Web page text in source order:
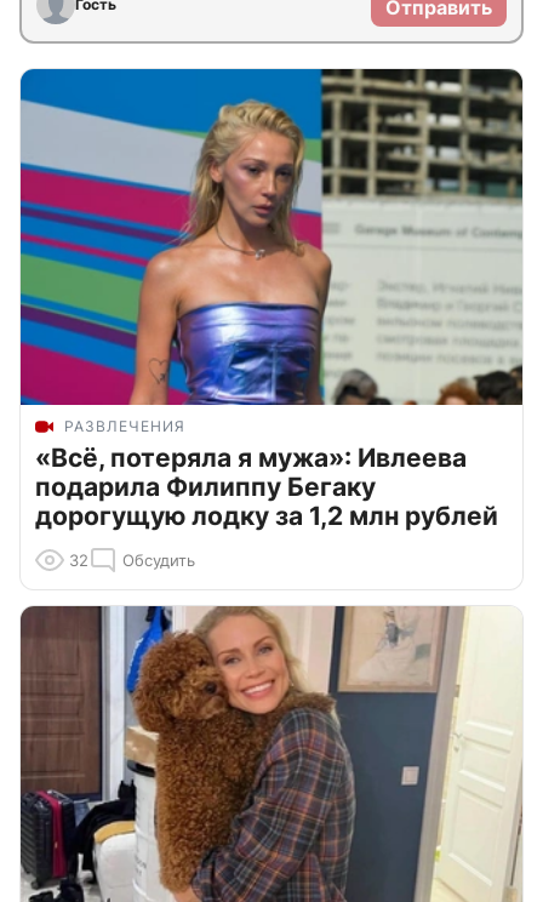
Гость Отправить
РАЗВЛЕЧЕНИЯ
«Всё, потеряла я мужа»: Ивлеева
подарила Филиппу Бегаку
дорогущую лодку за 1,2 млн рублей
32 Обсудить